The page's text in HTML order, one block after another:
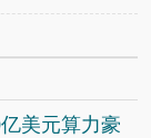
美元算力豪